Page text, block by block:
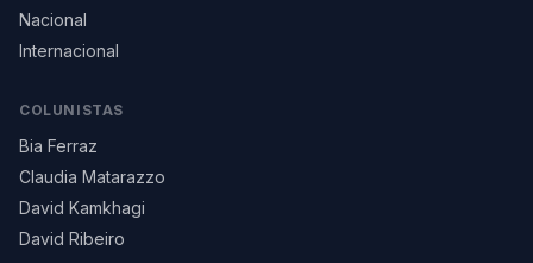
Nacional
Internacional
COLUNISTAS
Bia Ferraz
Claudia Matarazzo
David Kamkhagi
David Ribeiro